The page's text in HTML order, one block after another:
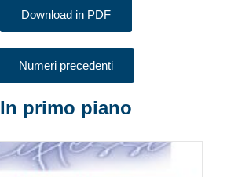
Download in PDF
Numeri precedenti
In primo piano